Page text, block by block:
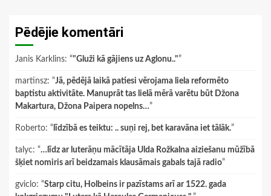
Pēdējie komentāri
Janis Karklins: “"Gluži kā gājiens uz Aglonu.."”
martinsz: “Jā, pēdējā laikā patiesi vērojama liela reformēto
baptistu aktivitāte. Manuprāt tas lielā mērā varētu būt Džona
Makartura, Džona Paipera nopelns…”
Roberto: “ līdzībā es teiktu: .. suņi rej, bet karavāna iet tālāk.”
talyc: “…līdz ar luterāņu mācītāja Ulda Rožkalna aiziešanu mūžībā
šķiet nomiris arī beidzamais klausāmais gabals tajā radio”
gviclo: “Starp citu, Holbeins ir pazīstams arī ar 1522. gada